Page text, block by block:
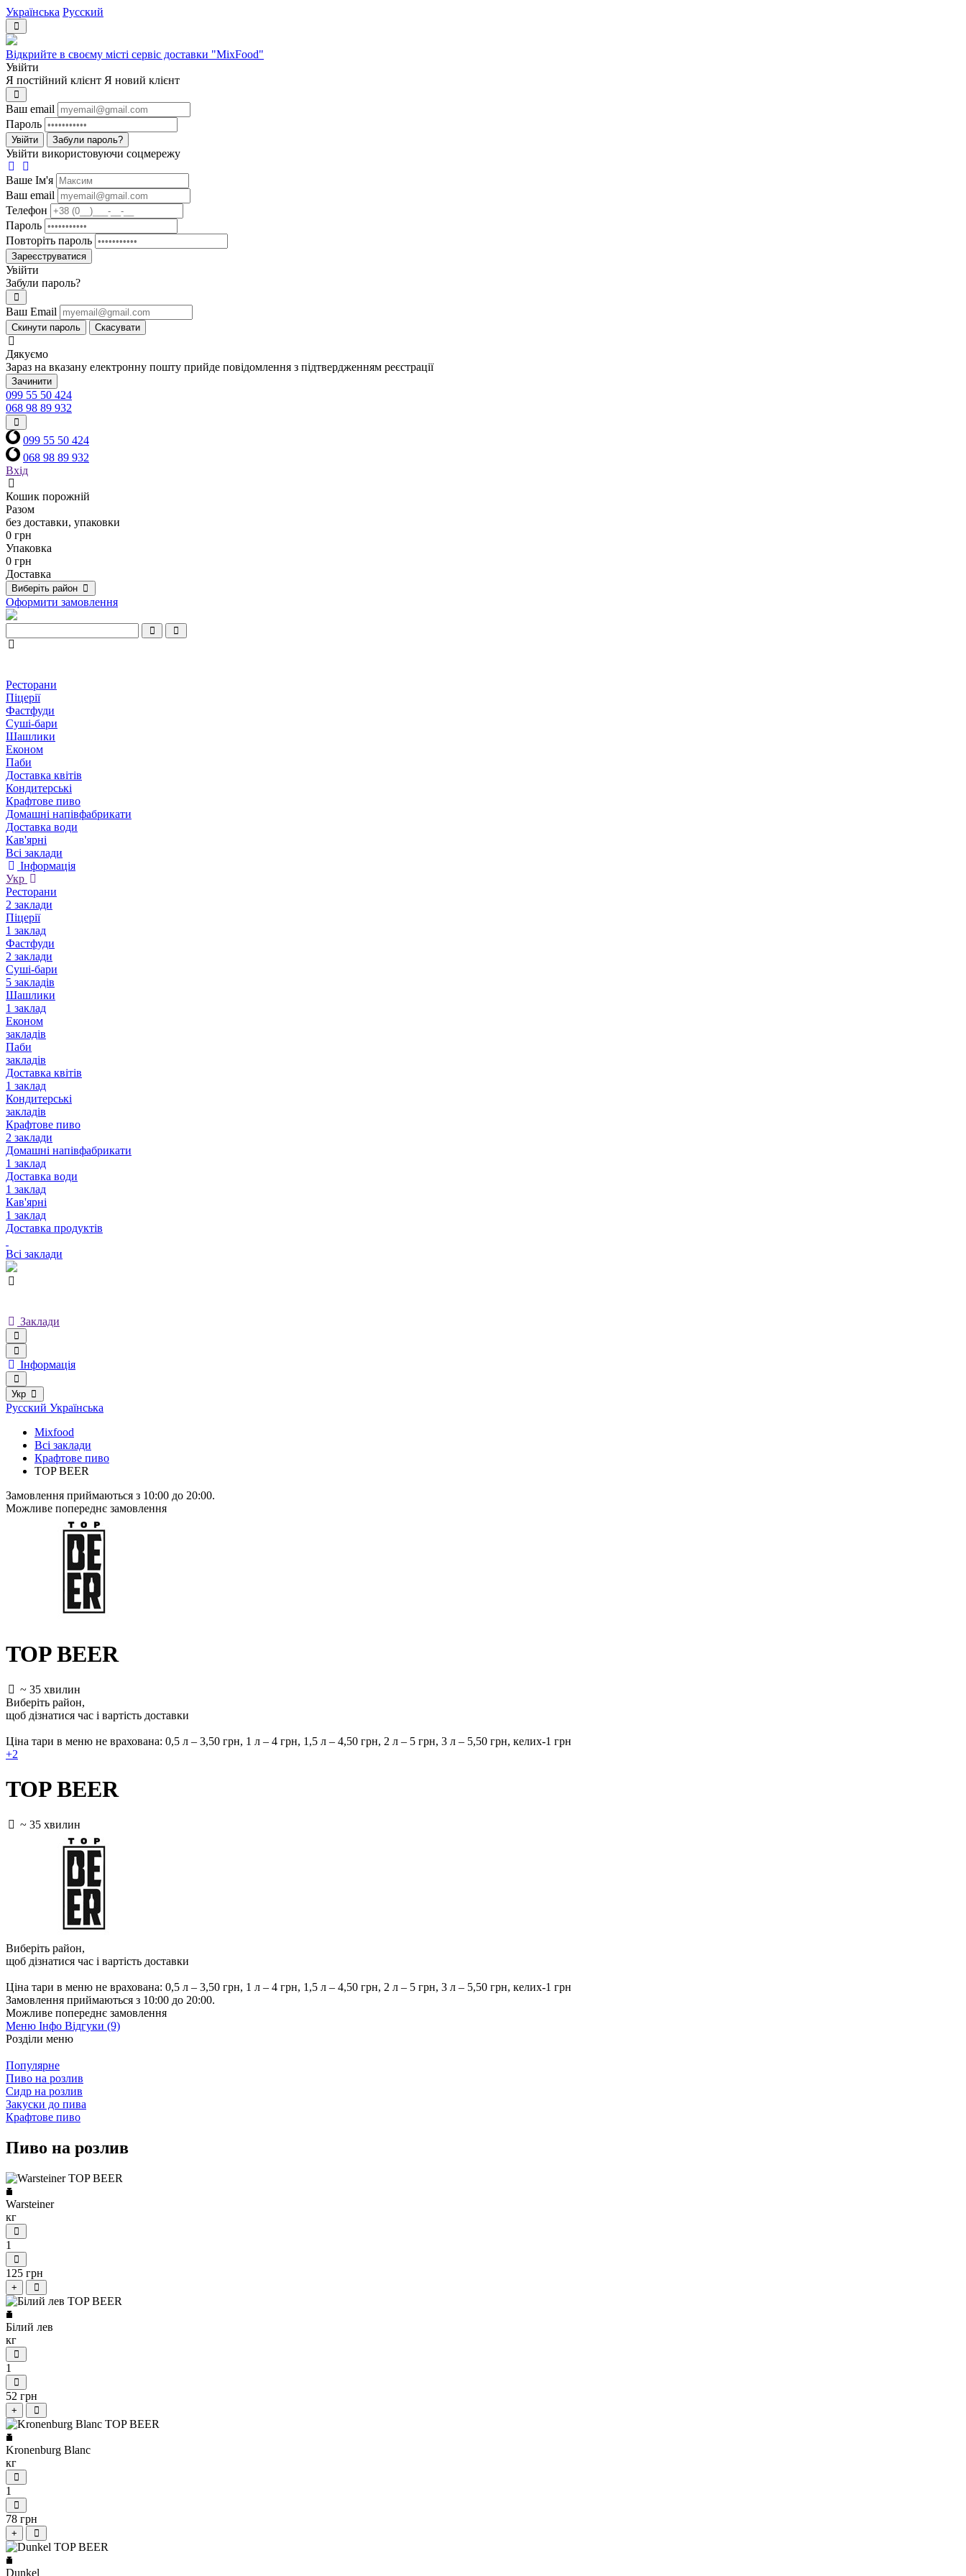
Українська Русский
Відкрийте в своєму місті сервіс доставки "MixFood"
Увійти
Я постійний клієнт Я новий клієнт
Ваш email
Пароль
Увійти Забули пароль?
Увійти використовуючи соцмережу
Ваше Iм'я
Ваш email
Телефон
Пароль
Повторіть пароль
Зареєструватися
Увійти
Забули пароль?
Ваш Email
Скинути пароль Скасувати
Дякуємо
Зараз на вказану електронну пошту прийде повідомлення з підтвердженням реєстрації
Зачинити
099 55 50 424
068 98 89 932
099 55 50 424
068 98 89 932
Вхід
Кошик порожній
Разом
без доставки, упаковки
0 грн
Упаковка
0 грн
Доставка
Виберіть район
Оформити замовлення
Ресторани
Піцерії
Фастфуди
Суші-бари
Шашлики
Економ
Паби
Доставка квітів
Кондитерські
Крафтове пиво
Домашні напівфабрикати
Доставка води
Кав'ярні
Всі заклади
Інформація
Укр
Ресторани
2 заклади
Піцерії
1 заклад
Фастфуди
2 заклади
Суші-бари
5 закладів
Шашлики
1 заклад
Економ
закладів
Паби
закладів
Доставка квітів
1 заклад
Кондитерські
закладів
Крафтове пиво
2 заклади
Домашні напівфабрикати
1 заклад
Доставка води
1 заклад
Кав'ярні
1 заклад
Доставка продуктів
Всі заклади
Заклади
Інформація
Укр
Русский Українська
Mixfood
Всі заклади
Крафтове пиво
TOP BEER
Замовлення приймаються з 10:00 до 20:00.
Можливе попереднє замовлення
TOP BEER
~ 35 хвилин
Виберіть район,
щоб дізнатися час і вартість доставки
Ціна тари в меню не врахована: 0,5 л – 3,50 грн, 1 л – 4 грн, 1,5 л – 4,50 грн, 2 л – 5 грн, 3 л – 5,50 грн, келих-1 грн
+2
TOP BEER
~ 35 хвилин
Виберіть район,
щоб дізнатися час і вартість доставки
Ціна тари в меню не врахована: 0,5 л – 3,50 грн, 1 л – 4 грн, 1,5 л – 4,50 грн, 2 л – 5 грн, 3 л – 5,50 грн, келих-1 грн
Замовлення приймаються з 10:00 до 20:00.
Можливе попереднє замовлення
Меню Інфо Відгуки (9)
Розділи меню
Популярне
Пиво на розлив
Сидр на розлив
Закуски до пива
Крафтове пиво
Пиво на розлив
Warsteiner
кг
1
125 грн
+
Білий лев
кг
1
52 грн
+
Kronenburg Blanc
кг
1
78 грн
+
Dunkel